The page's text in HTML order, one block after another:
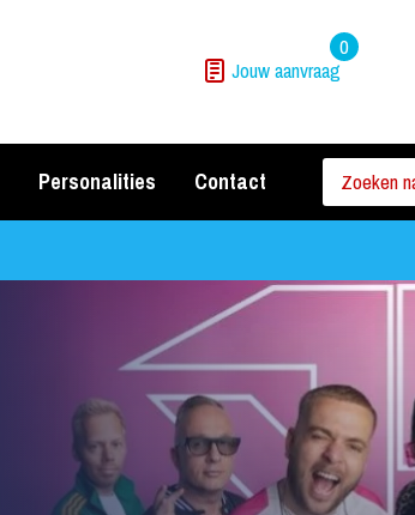
Jouw aanvraag
0
Personalities Contact